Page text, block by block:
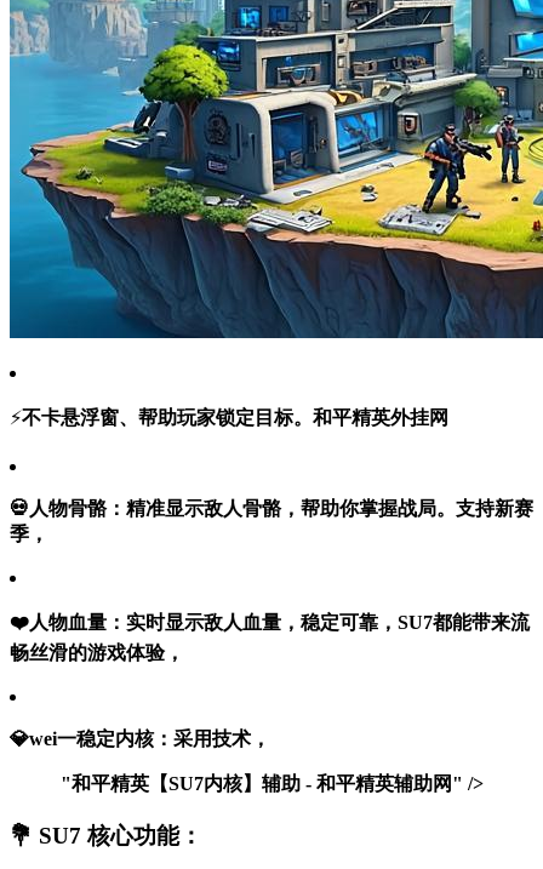
⚡不卡悬浮窗、帮助玩家锁定目标。 和平精英外挂网
💀人物骨骼： 精准显示敌人骨骼，帮助你掌握战局。支持新赛
季，
❤️人物血量： 实时显示敌人血量，稳定可靠，SU7都能带来流
畅丝滑的游戏体验，
💎wei一稳定内核： 采用技术，
"和平精英【SU7内核】辅助 - 和平精英辅助网" />
💐 SU7 核心功能：